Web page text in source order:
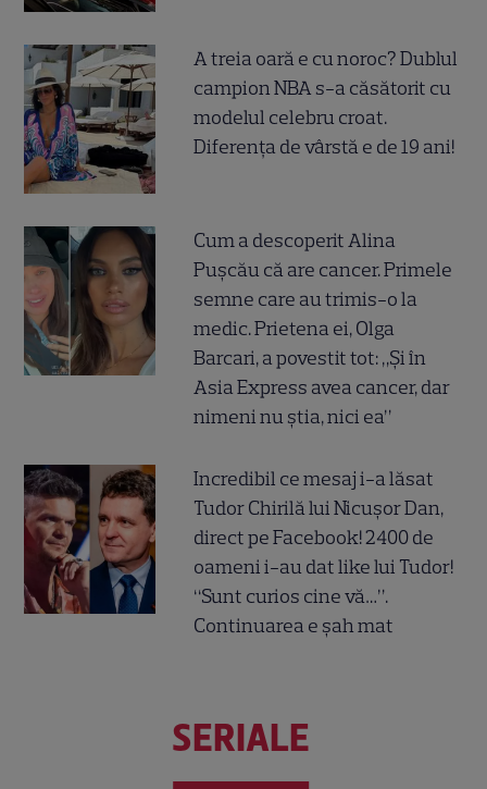
A treia oară e cu noroc? Dublul
campion NBA s-a căsătorit cu
modelul celebru croat.
Diferența de vârstă e de 19 ani!
Cum a descoperit Alina
Pușcău că are cancer. Primele
semne care au trimis-o la
medic. Prietena ei, Olga
Barcari, a povestit tot: „Și în
Asia Express avea cancer, dar
nimeni nu știa, nici ea”
Incredibil ce mesaj i-a lăsat
Tudor Chirilă lui Nicușor Dan,
direct pe Facebook! 2400 de
oameni i-au dat like lui Tudor!
“Sunt curios cine vă…”.
Continuarea e șah mat
SERIALE